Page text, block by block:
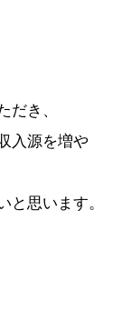
き、
入源を増や
思います。